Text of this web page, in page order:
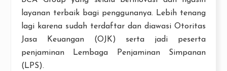
layanan terbaik bagi penggunanya. Lebih tenang
lagi karena sudah terdaftar dan diawasi Otoritas
Jasa Keuangan (OJK) serta jadi peserta
penjaminan Lembaga Penjaminan Simpanan
(LPS).